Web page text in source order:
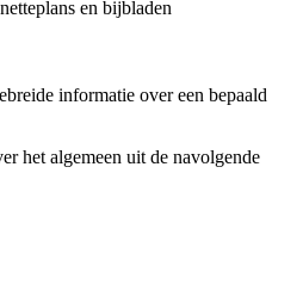
en bijbladen
informatie over een bepaald
het algemeen uit de navolgende